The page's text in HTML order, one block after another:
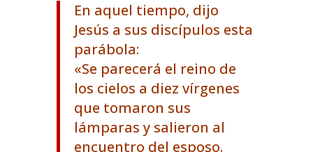
En aquel tiempo, dijo
Jesús a sus discípulos esta
parábola:
«Se parecerá el reino de
los cielos a diez vírgenes
que tomaron sus
lámparas y salieron al
encuentro del esposo.